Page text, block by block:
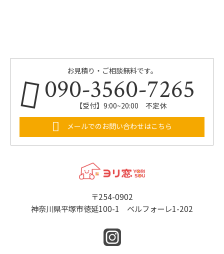
お見積り・ご相談無料です。
090-3560-7265
【受付】9:00~20:00 不定休
メールでのお問い合わせはこちら
〒254-0902
神奈川県平塚市徳延100-1 ベルフォーレ1-202